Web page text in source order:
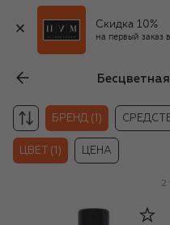
Скидка 10%
на первый заказ
БРЕНД (1)
ЦВЕТ (1) ЦЕНА
2